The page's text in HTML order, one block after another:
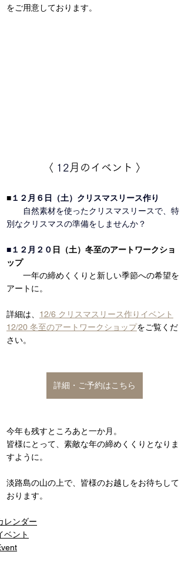
をご用意しております。
〈 12 月のイベント 〉
■１２月６日（土）クリスマスリース作り
自然素材を使ったクリスマスリースで、特
別なクリスマスの準備をしませんか？
■１２月２０ 日（土）冬至のアートワークショ
ップ
一年の締めくくりと新しい季節への希望を
アートに。
詳細は、 12/6 クリスマスリース作りイベント
12/20 冬至のアートワークショップをご覧くだ
さい。
詳細・ご予約はこちら
今年も残すところあと一か月。
皆様にとって、素敵な年の締めくくりとなりま
すように。
淡路島の山の上で、皆様のお越しをお待ちして
おります。
レンダー
ベント